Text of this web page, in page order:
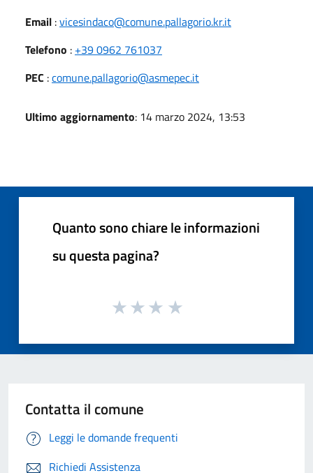
Email :vicesindaco@comune.pallagorio.kr.it
Telefono : +39 0962 761037
PEC :comune.pallagorio@asmepec.it
Ultimo aggiornamento: 14 marzo 2024, 13:53
Quanto sono chiare le informazioni
su questa pagina?
Contatta il comune
Leggi le domande frequenti
Richiedi Assistenza